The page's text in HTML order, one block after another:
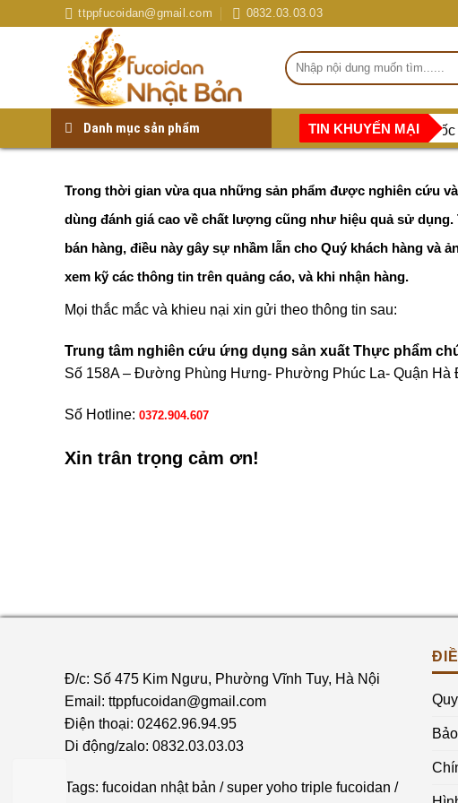
ttppfucoidan@gmail.com 0832.03.03.03
Tìm
kiếm:
Danh mục sản phẩm TIN KHUYẾN MẠI
Chương trình khuyến mại có 1 O 2 nhân ngày Quốc
Trong thời gian vừa qua những sản phẩm được nghiên cứu
dùng đánh giá cao về chất lượng cũng như hiệu quả sử
bán hàng, điều này gây sự nhầm lẫn cho Quý khách hàng
xem kỹ các thông tin trên quảng cáo, và khi nhận hàng.
Mọi thắc mắc và khieu nại xin gửi theo thông tin sau:
Trung tâm nghiên cứu ứng dụng sản xuất Thực phẩm
Số 158A – Đường Phùng Hưng- Phường Phúc La- Quận Hà
Số Hotline: 0372.904.607
Xin trân trọng cảm ơn!
Đ/c: Số 475 Kim Ngưu, Phường Vĩnh Tuy, Hà Nội
Email: ttppfucoidan@gmail.com
Điện thoại: 02462.96.94.95
Di động/zalo: 0832.03.03.03
Tags: fucoidan nhật bản /super yoho triple fucoidan /